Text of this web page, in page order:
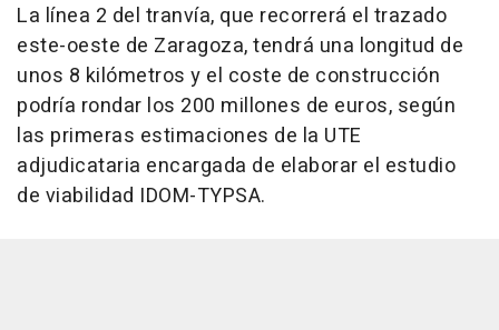
La línea 2 del tranvía, que recorrerá el trazado
este-oeste de Zaragoza, tendrá una longitud de
unos 8 kilómetros y el coste de construcción
podría rondar los 200 millones de euros, según
las primeras estimaciones de la UTE
adjudicataria encargada de elaborar el estudio
de viabilidad IDOM-TYPSA.